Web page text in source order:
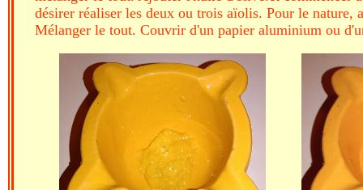
désirer réaliser les deux ou trois aïolis. Pour le
Mélanger le tout. Couvrir d'un papier aluminium ou